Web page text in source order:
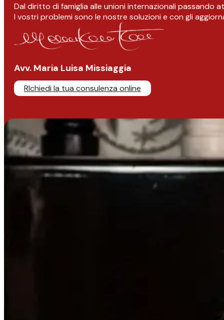
Dal diritto di famiglia alle unioni internazionali passando
I vostri problemi sono le nostre soluzioni e con gli
Avv. Maria Luisa Missiaggia
RIchiedi la tua consulenza online